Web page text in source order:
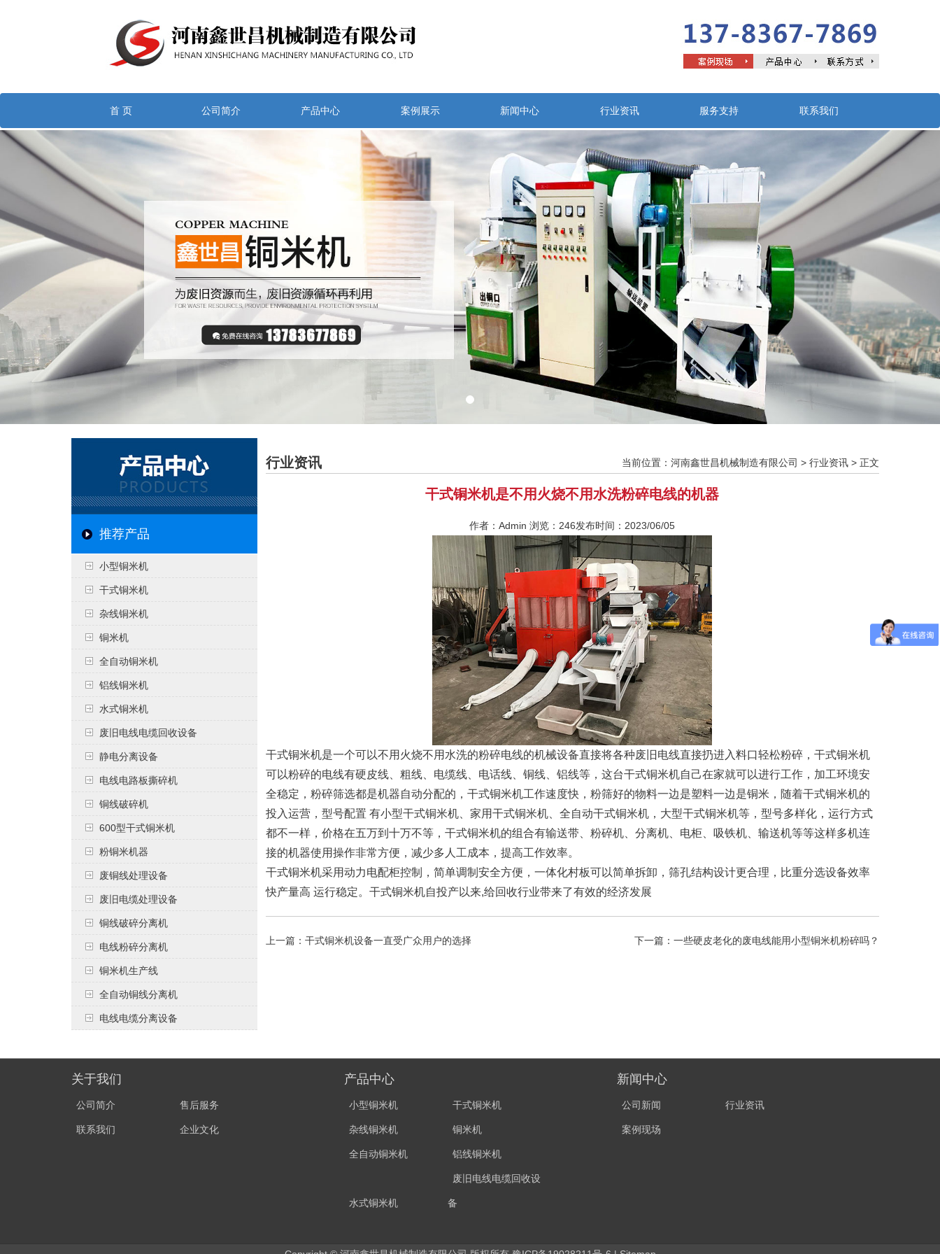
首 页 公司简介 产品中心 案例展示 新闻中心 行业资讯 服务支持 联系我们
推荐产品
小型铜米机
干式铜米机
杂线铜米机
铜米机
全自动铜米机
铝线铜米机
水式铜米机
废旧电线电缆回收设备
静电分离设备
电线电路板撕碎机
铜线破碎机
600型干式铜米机
粉铜米机器
废铜线处理设备
废旧电缆处理设备
铜线破碎分离机
电线粉碎分离机
铜米机生产线
全自动铜线分离机
电线电缆分离设备
行业资讯 当前位置： 河南鑫世昌机械制造有限公司 > 行业资讯 > 正文
干式铜米机是不用火烧不用水洗粉碎电线的机器
作者：Admin 浏览： 246发布时间：2023/06/05
干式铜米机是一个可以不用火烧不用水洗的粉碎电线的机械设备直接将各种废旧电线直接扔进入料口轻松粉碎，干式铜米机
可以粉碎的电线有硬皮线、粗线、电缆线、电话线、铜线、铝线等，这台干式铜米机自己在家就可以进行工作，加工环境安
全稳定，粉碎筛选都是机器自动分配的，干式铜米机工作速度快，粉筛好的物料一边是塑料一边是铜米，随着干式铜米机的
投入运营，型号配置 有小型干式铜米机、家用干式铜米机、全自动干式铜米机，大型干式铜米机等，型号多样化，运行方式
都不一样，价格在五万到十万不等，干式铜米机的组合有输送带、粉碎机、分离机、电柜、吸铁机、输送机等等这样多机连
接的机器使用操作非常方便，减少多人工成本，提高工作效率。
干式铜米机采用动力电配柜控制，简单调制安全方便，一体化村板可以简单拆卸，筛孔结构设计更合理，比重分选设备效率
快产量高 运行稳定。干式铜米机自投产以来,给回收行业带来了有效的经济发展
上一篇： 干式铜米机设备一直受广众用户的选择 下一篇： 一些硬皮老化的废电线能用小型铜米机粉碎吗？
关于我们
公司简介 售后服务
联系我们 企业文化
产品中心
小型铜米机 干式铜米机
杂线铜米机 铜米机
全自动铜米机 铝线铜米机
水式铜米机
废旧电线电缆回收设
备
新闻中心
公司新闻 行业资讯
案例现场